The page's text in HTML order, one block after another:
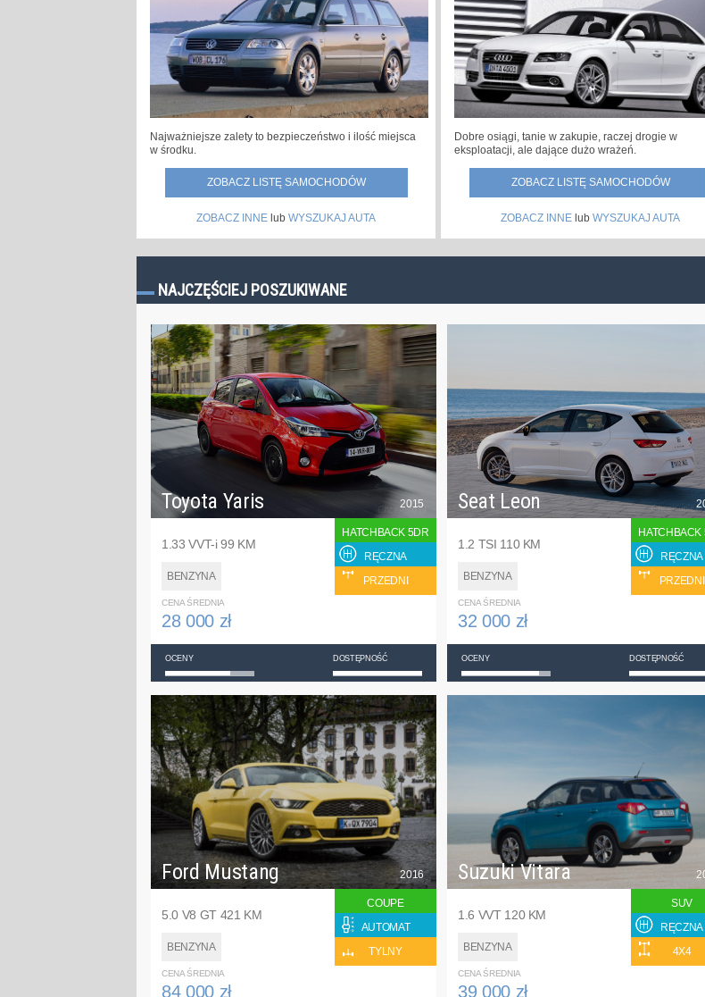
Najważniejsze zalety to bezpieczeństwo i ilość miejsca
w środku.
ZOBACZ LISTĘ SAMOCHODÓW
ZOBACZ INNE lub WYSZUKAJ AUTA
Dobre osiągi, tanie w zakupie, raczej drogie w
eksploatacji, ale dające dużo wrażeń.
ZOBACZ LISTĘ SAMOCHODÓW
ZOBACZ INNE lub WYSZUKAJ AUTA
NAJCZĘŚCIEJ POSZUKIWANE
Toyota Yaris
1.33 VVT-i 99 KM
BENZYNA
2015
HATCHBACK 5DR
RĘCZNA
PRZEDNI
CENA ŚREDNIA
28 000 zł
OCENY DOSTĘPNOŚĆ
Seat Leon
1.2 TSI 110 KM
BENZYNA
HATCHBACK
RĘCZNA
PRZEDNI
CENA ŚREDNIA
32 000 zł
OCENY DOSTĘPNOŚĆ
Ford Mustang
5.0 V8 GT 421 KM
BENZYNA
2016
COUPE
AUTOMAT
TYLNY
CENA ŚREDNIA
84 000 zł
Suzuki Vitara
1.6 VVT 120 KM
BENZYNA
SUV
RĘCZNA
4X4
CENA ŚREDNIA
39 000 zł